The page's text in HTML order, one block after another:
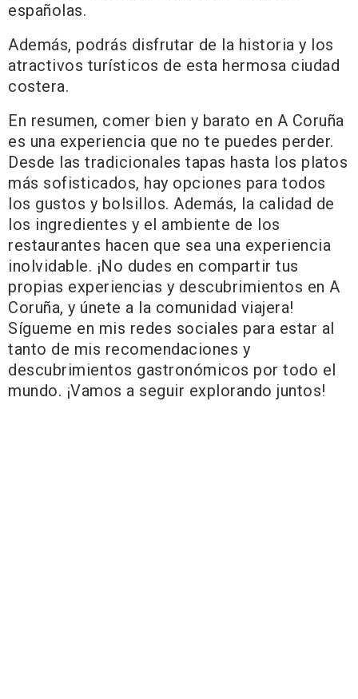
españolas.
Además, podrás disfrutar de la historia y los
atractivos turísticos de esta hermosa ciudad
costera.
En resumen, comer bien y barato en A Coruña
es una experiencia que no te puedes perder.
Desde las tradicionales tapas hasta los platos
más sofisticados, hay opciones para todos
los gustos y bolsillos. Además, la calidad de
los ingredientes y el ambiente de los
restaurantes hacen que sea una experiencia
inolvidable. ¡No dudes en compartir tus
propias experiencias y descubrimientos en A
Coruña, y únete a la comunidad viajera!
Sígueme en mis redes sociales para estar al
tanto de mis recomendaciones y
descubrimientos gastronómicos por todo el
mundo. ¡Vamos a seguir explorando juntos!